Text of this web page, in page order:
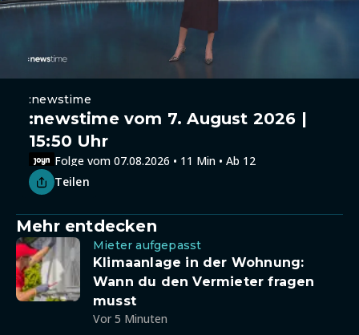
:newstime
:newstime vom 7. August 2026 |
15:50 Uhr
Folge vom 07.08.2026 • 11 Min • Ab 12
Teilen
Mehr entdecken
Mieter aufgepasst
Klimaanlage in der Wohnung:
Wann du den Vermieter fragen
musst
Vor 5 Minuten